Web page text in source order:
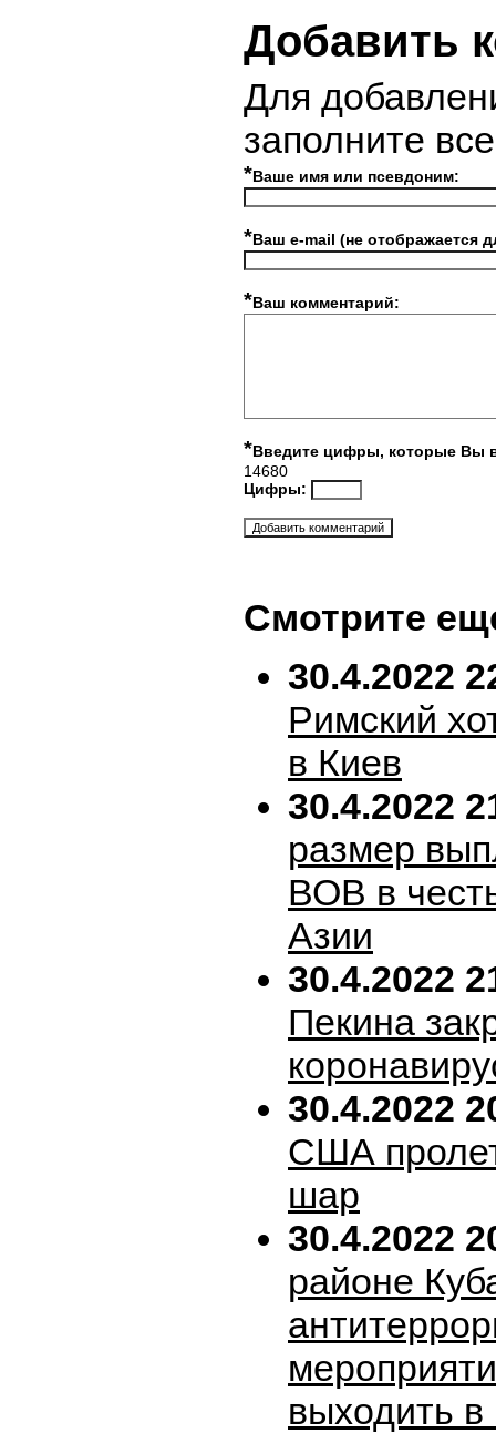
Добавить
Для
заполните
*Ваше имя или псевдоним:
*Ваш e-mail (не отображается
*Ваш комментарий:
*Введите цифры, которые Вы
14680
Цифры:
Смотрите
30.4.2022
Римский
в Киев
30.4.2022
размер
ВОВ в
Азии
30.4.2022
Пекина
30.4.2022
США
шар
30.4.2022
районе
выходить